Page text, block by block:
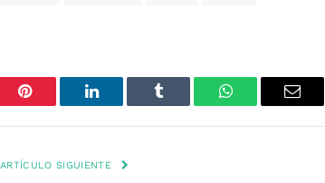
Pinterest LinkedIn Tumblr WhatsAppEmail
ARTÍCULO SIGUIENTE